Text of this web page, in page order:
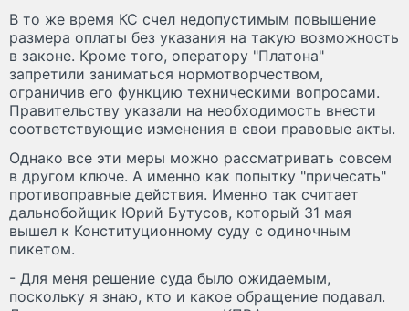
В то же время КС счел недопустимым повышение
размера оплаты без указания на такую возможность
в законе. Кроме того, оператору "Платона"
запретили заниматься нормотворчеством,
ограничив его функцию техническими вопросами.
Правительству указали на необходимость внести
соответствующие изменения в свои правовые акты.
Однако все эти меры можно рассматривать совсем
в другом ключе. А именно как попытку "причесать"
противоправные действия. Именно так считает
дальнобойщик Юрий Бутусов, который 31 мая
вышел к Конституционному суду с одиночным
пикетом.
- Для меня решение суда было ожидаемым,
поскольку я знаю, кто и какое обращение подавал.